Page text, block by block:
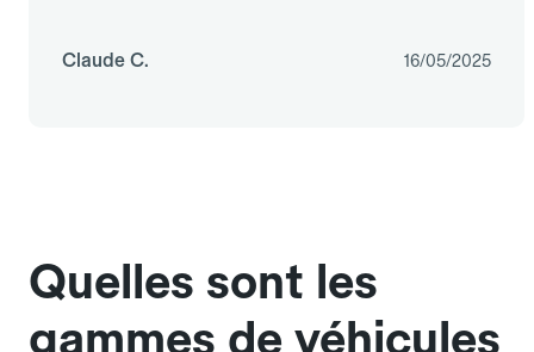
Claude C. 16/05/2025
Quelles sont les
gammes de véhicules